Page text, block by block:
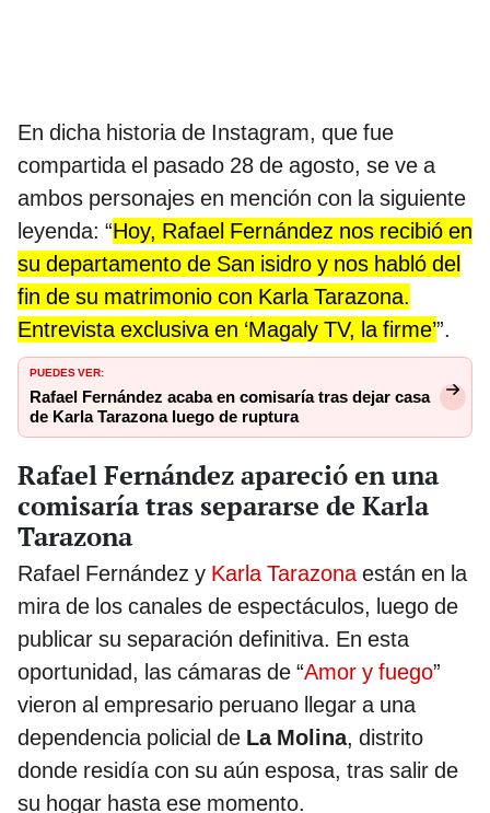
En dicha historia de Instagram, que fue
compartida el pasado 28 de agosto, se ve a
ambos personajes en mención con la siguiente
leyenda: “Hoy, Rafael Fernández nos recibió en
su departamento de San isidro y nos habló del
fin de su matrimonio con Karla Tarazona.
Entrevista exclusiva en ‘Magaly TV, la firme’”.
PUEDES VER:
Rafael Fernández acaba en comisaría tras dejar casa
de Karla Tarazona luego de ruptura
Rafael Fernández apareció en una
comisaría tras separarse de Karla
Tarazona
Rafael Fernández y Karla Tarazonaestán en la
mira de los canales de espectáculos, luego de
publicar su separación definitiva. En esta
oportunidad, las cámaras de “Amor y fuego”
vieron al empresario peruano llegar a una
dependencia policial de La Molina, distrito
donde residía con su aún esposa, tras salir de
su hogar hasta ese momento.